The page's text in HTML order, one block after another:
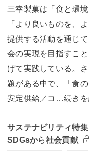
三幸製菓は「食と環境
「より良いものを、
提供する活動を通じ
会の実現を目指すこ
げて実践している。
題がある中で、「食
安定供給／コ…続きを
サステナビリティ特
SDGsから社会貢献